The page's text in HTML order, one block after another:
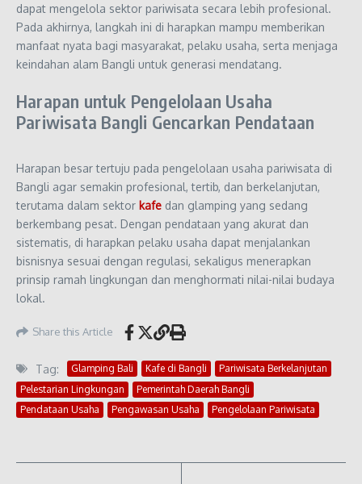
dapat mengelola sektor pariwisata secara lebih profesional.
Pada akhirnya, langkah ini di harapkan mampu memberikan
manfaat nyata bagi masyarakat, pelaku usaha, serta menjaga
keindahan alam Bangli untuk generasi mendatang.
Harapan untuk Pengelolaan Usaha
Pariwisata Bangli Gencarkan Pendataan
Harapan besar tertuju pada pengelolaan usaha pariwisata di
Bangli agar semakin profesional, tertib, dan berkelanjutan,
terutama dalam sektor kafe dan glamping yang sedang
berkembang pesat. Dengan pendataan yang akurat dan
sistematis, di harapkan pelaku usaha dapat menjalankan
bisnisnya sesuai dengan regulasi, sekaligus menerapkan
prinsip ramah lingkungan dan menghormati nilai-nilai budaya
lokal.
Share this Article
Tag: Glamping Bali Kafe di Bangli
Pariwisata Berkelanjutan
Pelestarian Lingkungan
Pemerintah Daerah Bangli
Pendataan Usaha
Pengawasan Usaha Pengelolaan Pariwisata